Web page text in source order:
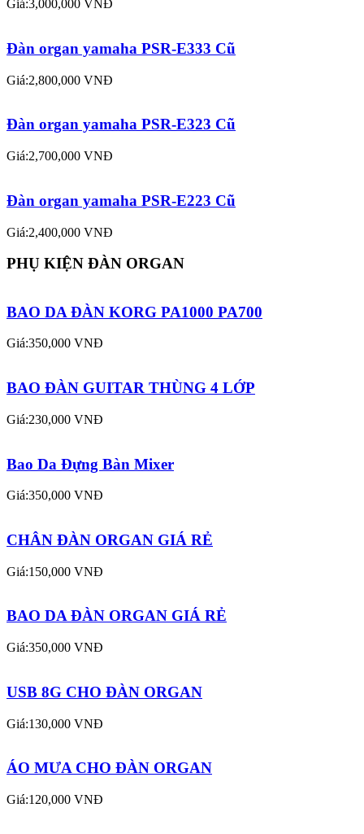
Giá:3,000,000 VNĐ
Đàn organ yamaha PSR-E333 Cũ
Giá:2,800,000 VNĐ
Đàn organ yamaha PSR-E323 Cũ
Giá:2,700,000 VNĐ
Đàn organ yamaha PSR-E223 Cũ
Giá:2,400,000 VNĐ
PHỤ KIỆN ĐÀN ORGAN
BAO DA ĐÀN KORG PA1000 PA700
Giá:350,000 VNĐ
BAO ĐÀN GUITAR THÙNG 4 LỚP
Giá:230,000 VNĐ
Bao Da Đựng Bàn Mixer
Giá:350,000 VNĐ
CHÂN ĐÀN ORGAN GIÁ RẺ
Giá:150,000 VNĐ
BAO DA ĐÀN ORGAN GIÁ RẺ
Giá:350,000 VNĐ
USB 8G CHO ĐÀN ORGAN
Giá:130,000 VNĐ
ÁO MƯA CHO ĐÀN ORGAN
Giá:120,000 VNĐ